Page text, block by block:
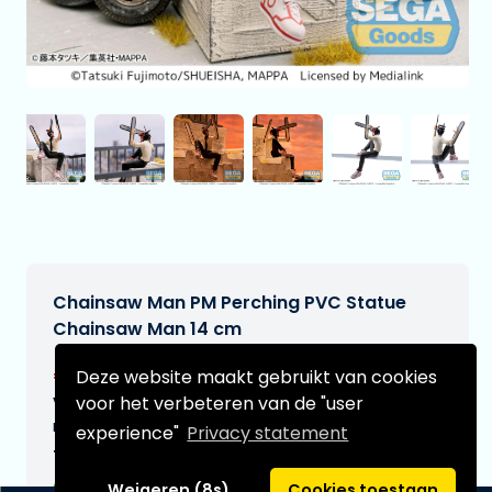
Deze website maakt gebruikt van cookies
voor het verbeteren van de "user
experience" Privacy statement
Chainsaw Man PM Perching PVC Statue
Chainsaw Man 14 cm
€15,99[Onder voorbehoud]
Verwachtte leverdatum:
n.v.t.
Type: